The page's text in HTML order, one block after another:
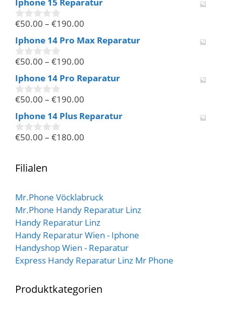
o
n
5
0
o
n
5
€50.00 – €190.00
Iphone 14 Pro Max Reparatur
0
o
n
5
€50.00 – €190.00
Iphone 14 Pro Reparatur
0
o
n
5
€50.00 – €190.00
Iphone 14 Plus Reparatur
0
n
5
€50.00 – €180.00
Filialen
Mr.Phone Vöcklabruck
Mr.Phone Handy Reparatur Linz
Handy Reparatur Linz
Handy Reparatur Wien - Iphone
Handyshop Wien - Reparatur
Express Handy Reparatur Linz Mr Phone
Produktkategorien